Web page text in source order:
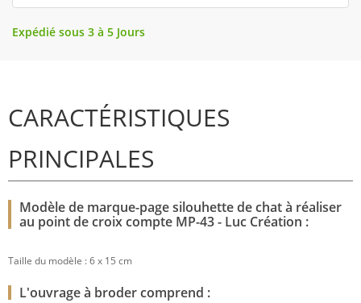
Expédié sous 3 à 5 Jours
CARACTÉRISTIQUES
PRINCIPALES
Modèle de marque-page silouhette de chat à réaliser
au point de croix compte MP-43 - Luc Création :
Taille du modèle : 6 x 15 cm
L'ouvrage à broder comprend :